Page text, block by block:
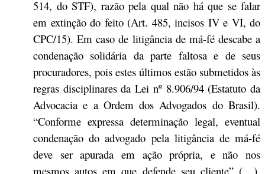
514, do STF), razão pela qual não há que se falar
em extinção do feito (Art. 485, incisos IV e VI, do
CPC/15). Em caso de litigância de má-fé descabe a
condenação solidária da parte faltosa e de seus
procuradores, pois estes últimos estão submetidos às
regras disciplinares da Lei nº 8.906/94 (Estatuto da
Advocacia e a Ordem dos Advogados do Brasil).
“Conforme expressa determinação legal, eventual
condenação do advogado pela litigância de má-fé
deve ser apurada em ação própria, e não nos
mesmos autos em que defende seu cliente” (…).